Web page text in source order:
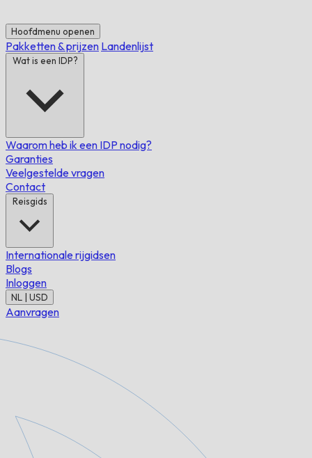
Hoofdmenu openen
Pakketten & prijzen Landenlijst
Wat is een IDP?
Waarom heb ik een IDP nodig?
Garanties
Veelgestelde vragen
Contact
Reisgids
Internationale rijgidsen
Blogs
Inloggen
NL | USD
Aanvragen